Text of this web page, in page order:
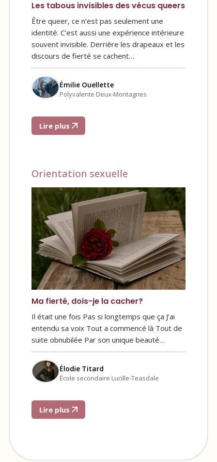
Les tabous invisibles des vécus queers
Être queer, ce n’est pas seulement une
identité. C’est aussi une expérience intérieure
souvent invisible. Derrière les drapeaux et les
discours de fierté se cachent…
Émilie Ouellette
Polyvalente Deux-Montagnes
Lire plus
Orientation sexuelle
Ma fierté, dois-je la cacher?
Il était une fois Pas si longtemps que ça J’ai
entendu sa voix Tout a commencé là Tout de
suite obnubilée Par son unique beauté…
Élodie Titard
École secondaire Lucille-Teasdale
Lire plus